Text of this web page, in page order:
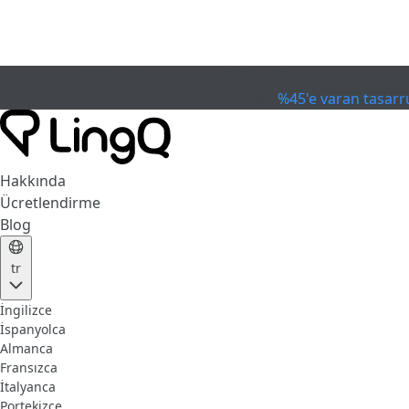
%45'e varan
Hakkında
Ücretlendirme
Blog
tr
İngilizce
İspanyolca
Almanca
Fransızca
İtalyanca